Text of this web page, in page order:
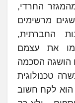
החרדי,
מרשימים
החברתית,
את עצמם
הושגה הסכמה
טכנולוגית
הוא לקח חשוב